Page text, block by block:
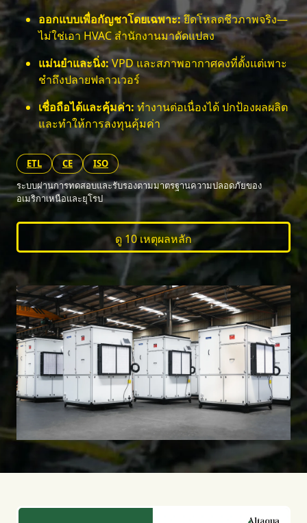
ออกแบบเพื่อกัญชาโดยเฉพาะ:ยึดโหลดชีวภาพจริง—
ไม่ใช่เอา HVAC สำนักงานมาดัดแปลง
แม่นยำและนิ่ง:VPD และสภาพอากาศคงที่ตั้งแต่เพาะ
ชำถึงปลายฟลาวเวอร์
เชื่อถือได้และคุ้มค่า: ทำงานต่อเนื่องได้ ปกป้องผลผลิต
และทำให้การลงทุนคุ้มค่า
ETL CE
ISO
ระบบผ่านการทดสอบและรับรองตามมาตรฐานความปลอดภัยของ
อเมริกาเหนือและยุโรป
ดู 10 เหตุผลหลัก